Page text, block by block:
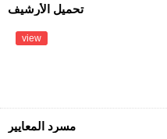
تحميل الأرشيف
view
مسرد المعايير